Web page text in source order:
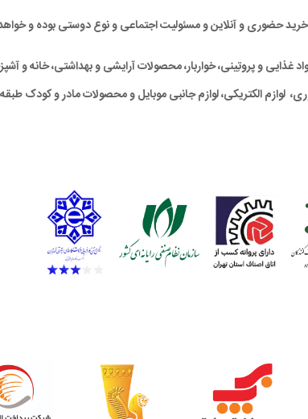
حضوری و آنلاین و مسئولیت اجتماعی و نوع دوستی بوده و
و پروتِینی، خواربار، محصولات آرایشی و بهداشتی، خانه و
لوازم الکتریکی، لوازم جانبی موبایل و محصولات مادر و کودک